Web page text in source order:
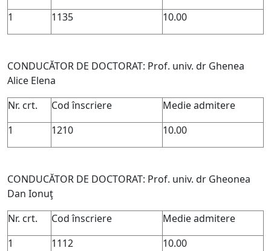
1
1135 10.00
CONDUCĂTOR DE DOCTORAT: Prof. univ. dr Ghenea
Alice Elena
Nr. crt.
Cod înscriere
Medie admitere
1
1210 10.00
CONDUCĂTOR DE DOCTORAT: Prof. univ. dr Gheonea
Dan Ionuţ
Nr. crt.
Cod înscriere
Medie admitere
1
1112 10.00